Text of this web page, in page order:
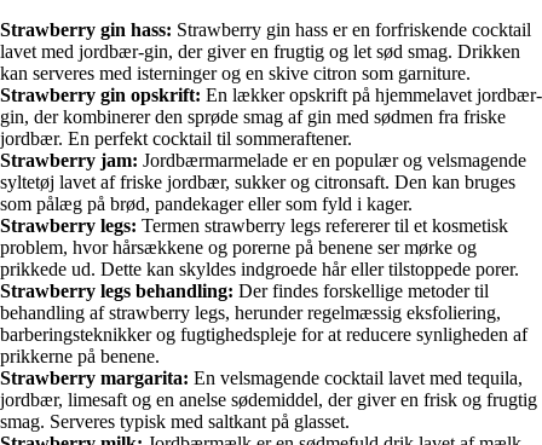
Strawberry gin hass: Strawberry gin hass er en forfriskende cocktail
lavet med jordbær-gin, der giver en frugtig og let sød smag. Drikken
kan serveres med isterninger og en skive citron som garniture.
Strawberry gin opskrift: En lækker opskrift på hjemmelavet jordbær-
gin, der kombinerer den sprøde smag af gin med sødmen fra friske
jordbær. En perfekt cocktail til sommeraftener.
Strawberry jam: Jordbærmarmelade er en populær og velsmagende
syltetøj lavet af friske jordbær, sukker og citronsaft. Den kan bruges
som pålæg på brød, pandekager eller som fyld i kager.
Strawberry legs: Termen strawberry legs refererer til et kosmetisk
problem, hvor hårsækkene og porerne på benene ser mørke og
prikkede ud. Dette kan skyldes indgroede hår eller tilstoppede porer.
Strawberry legs behandling: Der findes forskellige metoder til
behandling af strawberry legs, herunder regelmæssig eksfoliering,
barberingsteknikker og fugtighedspleje for at reducere synligheden af
prikkerne på benene.
Strawberry margarita: En velsmagende cocktail lavet med tequila,
jordbær, limesaft og en anelse sødemiddel, der giver en frisk og frugtig
smag. Serveres typisk med saltkant på glasset.